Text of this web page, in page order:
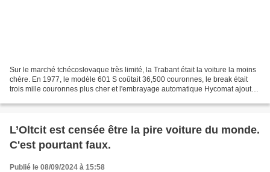
Sur le marché tchécoslovaque très limité, la Trabant était la voiture la moins
chère. En 1977, le modèle 601 S coûtait 36,500 couronnes, le break était
trois mille couronnes plus cher et l'embrayage automatique Hycomat ajoutait
L’Oltcit est censée être la pire voiture du monde.
C'est pourtant faux.
Publié le 08/09/2024 à 15:58